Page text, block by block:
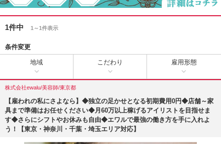
1件中 1～1件表示
条件変更
地域 こだわり 雇用形態
株式会社ewalu/美容師/東京都
【雇われの私にさよなら】◆独立の足かせとなる初期費用0円◆店舗～家
具まで準備はお任せください◆月60万以上稼げるアイリストを目指せま
す◆さらにシフトやお休みも自由◆エワルで最強の働き方を手に入れよ
う！【東京・神奈川・千葉・埼玉エリア対応】